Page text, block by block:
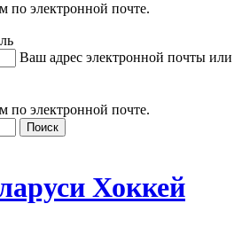
по электронной почте.
Ваш адрес электронной почты или
по электронной почте.
Хоккей